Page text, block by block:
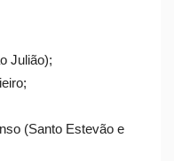
Julião);
(Santo Estevão e